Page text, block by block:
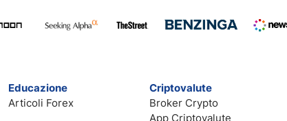
Educazione
Articoli Forex
Criptovalute
Broker Crypto
App Criptovalute